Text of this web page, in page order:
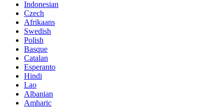
Indonesian
Czech
Afrikaans
Swedish
Polish
Basque
Catalan
Esperanto
Hindi
Lao
Albanian
Amharic